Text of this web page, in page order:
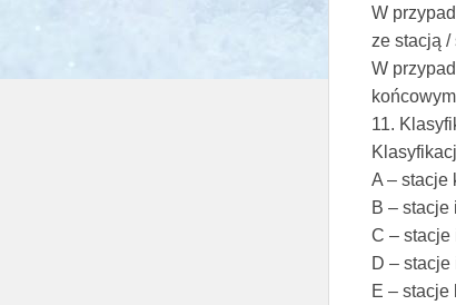
W
ze stacją
W
11.
A – stacje
B –
C – stacje
D –
E – stacje